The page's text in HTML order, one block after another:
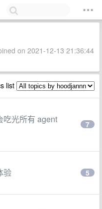
on 2021-12-13 21:36:44
list
吃光所有 agent
7
验 5